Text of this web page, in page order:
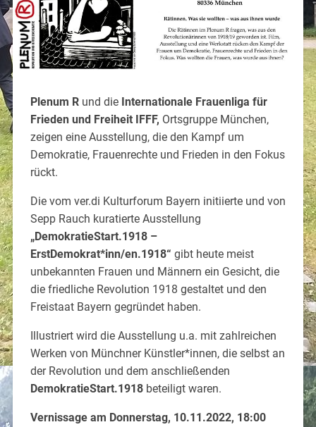
Plenum Rund die Internationale Frauenliga für
Frieden und Freiheit IFFF, Ortsgruppe München,
zeigen eine Ausstellung, die den Kampf um
Demokratie, Frauenrechte und Frieden in den Fokus
rückt.
Die vom ver.di Kulturforum Bayern initiierte und von
Sepp Rauch kuratierte Ausstellung
„DemokratieStart.1918 –
ErstDemokrat*inn/en.1918“ gibt heute meist
unbekannten Frauen und Männern ein Gesicht, die
die friedliche Revolution 1918 gestaltet und den
Freistaat Bayern gegründet haben.
Illustriert wird die Ausstellung u.a. mit zahlreichen
Werken von Münchner Künstler*innen, die selbst an
der Revolution und dem anschließenden
DemokratieStart.1918beteiligt waren.
Vernissage am Donnerstag, 10.11.2022, 18:00